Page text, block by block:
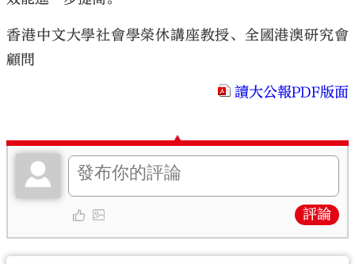
香港中文大學社會學榮休講座教授、全國港澳研究會
顧問
讀大公報PDF版面
評論